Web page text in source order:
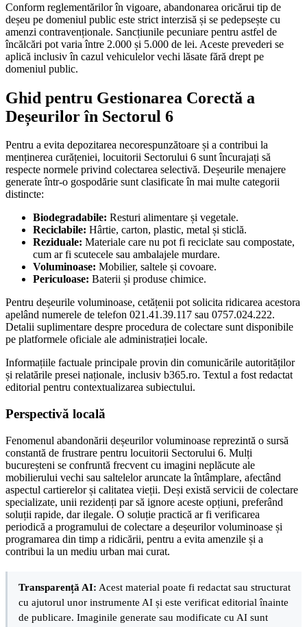
Conform reglementărilor în vigoare, abandonarea oricărui tip de
deșeu pe domeniul public este strict interzisă și se pedepsește cu
amenzi contravenționale. Sancțiunile pecuniare pentru astfel de
încălcări pot varia între 2.000 și 5.000 de lei. Aceste prevederi se
aplică inclusiv în cazul vehiculelor vechi lăsate fără drept pe
domeniul public.
Ghid pentru Gestionarea Corectă a
Deșeurilor în Sectorul 6
Pentru a evita depozitarea necorespunzătoare și a contribui la
menținerea curățeniei, locuitorii Sectorului 6 sunt încurajați să
respecte normele privind colectarea selectivă. Deșeurile menajere
generate într-o gospodărie sunt clasificate în mai multe categorii
distincte:
Biodegradabile: Resturi alimentare și vegetale.
Reciclabile: Hârtie, carton, plastic, metal și sticlă.
Reziduale: Materiale care nu pot fi reciclate sau compostate,
cum ar fi scutecele sau ambalajele murdare.
Voluminoase: Mobilier, saltele și covoare.
Periculoase: Baterii și produse chimice.
Pentru deșeurile voluminoase, cetățenii pot solicita ridicarea acestora
apelând numerele de telefon 021.41.39.117 sau 0757.024.222.
Detalii suplimentare despre procedura de colectare sunt disponibile
pe platformele oficiale ale administrației locale.
Informațiile factuale principale provin din comunicările autorităților
și relatările presei naționale, inclusiv b365.ro. Textul a fost redactat
editorial pentru contextualizarea subiectului.
Perspectivă locală
Fenomenul abandonării deșeurilor voluminoase reprezintă o sursă
constantă de frustrare pentru locuitorii Sectorului 6. Mulți
bucureșteni se confruntă frecvent cu imagini neplăcute ale
mobilierului vechi sau saltelelor aruncate la întâmplare, afectând
aspectul cartierelor și calitatea vieții. Deși există servicii de colectare
specializate, unii rezidenți par să ignore aceste opțiuni, preferând
soluții rapide, dar ilegale. O soluție practică ar fi verificarea
periodică a programului de colectare a deșeurilor voluminoase și
programarea din timp a ridicării, pentru a evita amenzile și a
contribui la un mediu urban mai curat.
Transparență AI: Acest material poate fi redactat sau structurat
cu ajutorul unor instrumente AI și este verificat editorial înainte
de publicare. Imaginile generate sau modificate cu AI sunt